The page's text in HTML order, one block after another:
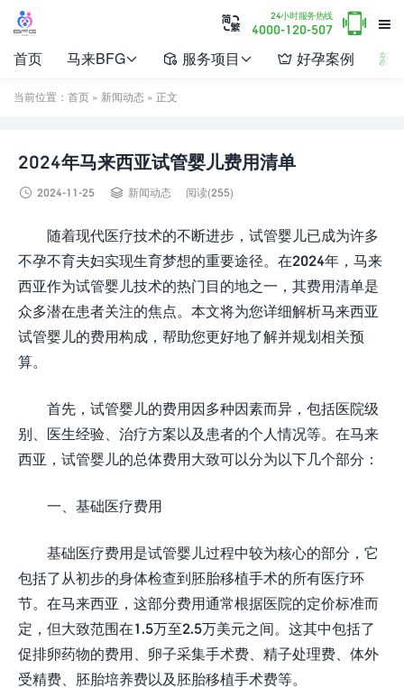

24小时服务热线
4000-120-507 

首页 马来BFG  服务项目   好孕案例 新
当前位置： 首页 » 新闻动态 » 正文
2024年马来西亚试管婴儿费用清单
 2024-11-25  新闻动态 阅读(255)
随着现代医疗技术的不断进步，试管婴儿已成为许多
不孕不育夫妇实现生育梦想的重要途径。在2024年，马来
西亚作为试管婴儿技术的热门目的地之一，其费用清单是
众多潜在患者关注的焦点。本文将为您详细解析马来西亚
试管婴儿的费用构成，帮助您更好地了解并规划相关预
算。
首先，试管婴儿的费用因多种因素而异，包括医院级
别、医生经验、治疗方案以及患者的个人情况等。在马来
西亚，试管婴儿的总体费用大致可以分为以下几个部分：
一、基础医疗费用
基础医疗费用是试管婴儿过程中较为核心的部分，它
包括了从初步的身体检查到胚胎移植手术的所有医疗环
节。在马来西亚，这部分费用通常根据医院的定价标准而
定，但大致范围在1.5万至2.5万美元之间。这其中包括了
促排卵药物的费用、卵子采集手术费、精子处理费、体外
受精费、胚胎培养费以及胚胎移植手术费等。